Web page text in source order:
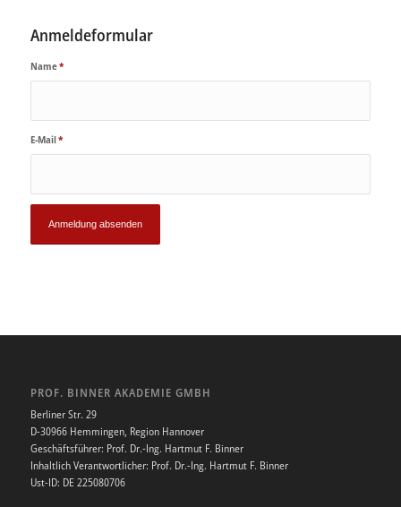
Anmeldeformular
Name*
E-Mail*
PROF. BINNER AKADEMIE GMBH
Berliner Str. 29
D-30966 Hemmingen, Region Hannover
Geschäftsführer: Prof. Dr.-Ing. Hartmut F. Binner
Inhaltlich Verantwortlicher: Prof. Dr.-Ing. Hartmut F. Binner
Ust-ID: DE 225080706